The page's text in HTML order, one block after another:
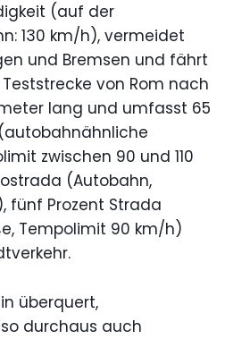
(auf der
130 km/h), vermeidet
und Bremsen und fährt
von Rom nach
lang und umfasst 65
zwischen 90 und 110
(Autobahn,
fünf Prozent Strada
Tempolimit 90 km/h)
überquert,
durchaus auch